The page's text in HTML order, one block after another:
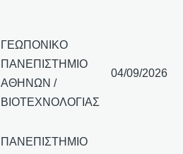
ΓΕΩΠΟΝΙΚΟ
ΠΑΝΕΠΙΣΤΗΜΙΟ
ΑΘΗΝΩΝ /
ΒΙΟΤΕΧΝΟΛΟΓΙΑΣ
04/09/2026
ΠΑΝΕΠΙΣΤΗΜΙΟ